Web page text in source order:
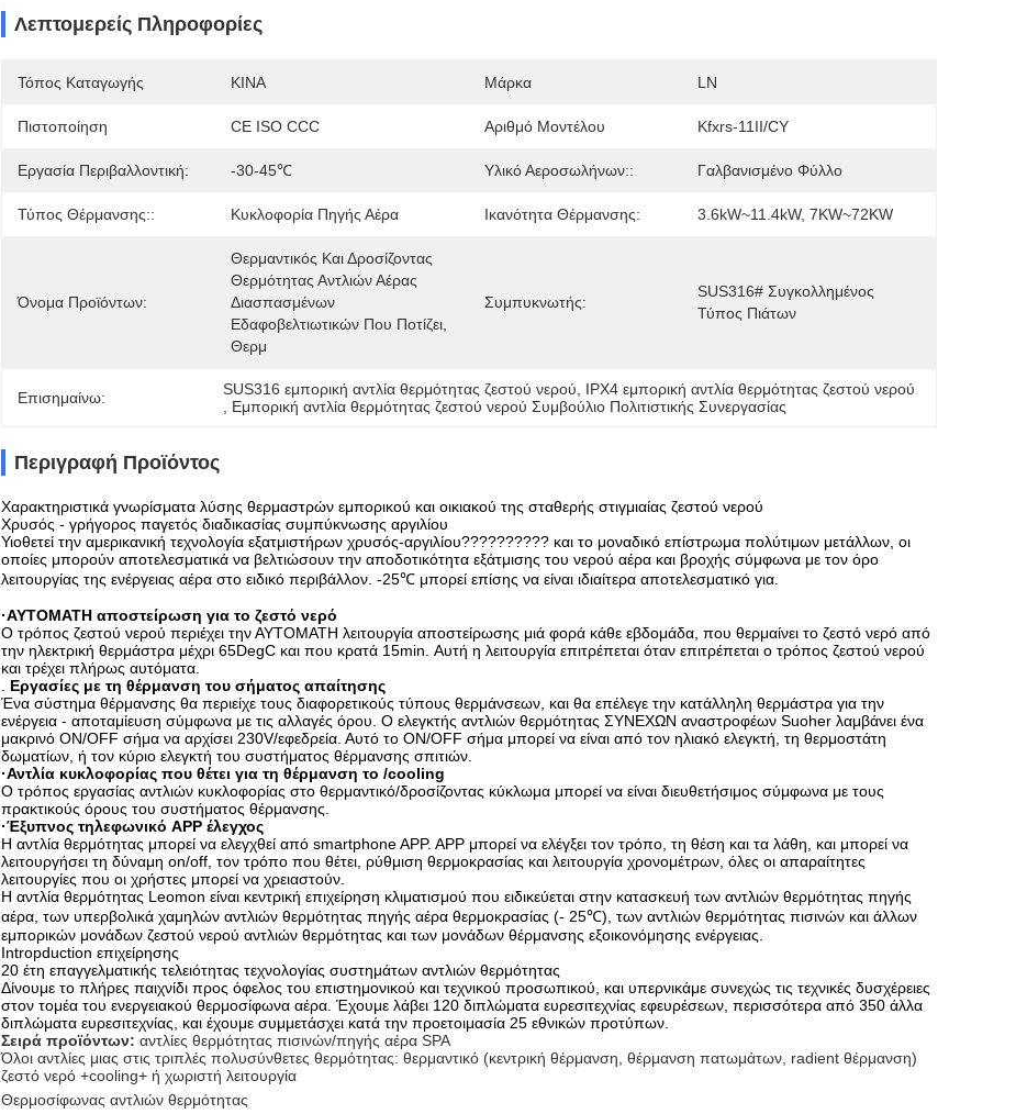
Λεπτομερείς Πληροφορίες
Τόπος Καταγωγής ΚΙΝΑ Μάρκα LN
Πιστοποίηση CE ISO CCC Αριθμό Μοντέλου Kfxrs-11II/CY
Εργασία Περιβαλλοντική: -30-45℃ Υλικό Αεροσωλήνων:: Γαλβανισμένο Φύλλο
Τύπος Θέρμανσης:: Κυκλοφορία Πηγής Αέρα Ικανότητα Θέρμανσης: 3.6kW~11.4kW, 7KW~72KW
Όνομα Προϊόντων:
Θερμαντικός Και Δροσίζοντας
Θερμότητας Αντλιών Αέρας
Διασπασμένων
Εδαφοβελτιωτικών Που Ποτίζει,
Θερμ
Συμπυκνωτής:
SUS316# Συγκολλημένος
Τύπος Πιάτων
Επισημαίνω: SUS316 εμπορική αντλία θερμότητας ζεστού νερού
IPX4 εμπορική αντλία θερμότητας ζεστού νερού
Εμπορική αντλία θερμότητας ζεστού νερού Συμβούλιο Πολιτιστικής Συνεργασίας
Περιγραφή Προϊόντος
Χαρακτηριστικά γνωρίσματα λύσης θερμαστρών εμπορικού και οικιακού της σταθερής στιγμιαίας ζεστού νερού
Χρυσός - γρήγορος παγετός διαδικασίας συμπύκνωσης αργιλίου
Υιοθετεί την αμερικανική τεχνολογία εξατμιστήρων χρυσός-αργιλίου?????????? και το μοναδικό επίστρωμα πολύτιμων μετάλλων, οι
οποίες μπορούν αποτελεσματικά να βελτιώσουν την αποδοτικότητα εξάτμισης του νερού αέρα και βροχής σύμφωνα με τον όρο
λειτουργίας της ενέργειας αέρα στο ειδικό περιβάλλον. -25℃ μπορεί επίσης να είναι ιδιαίτερα αποτελεσματικό για.
·ΑΥΤΟΜΑΤΗ αποστείρωση για το ζεστό νερό
Ο τρόπος ζεστού νερού περιέχει την ΑΥΤΟΜΑΤΗ λειτουργία αποστείρωσης μιά φορά κάθε εβδομάδα, που θερμαίνει το ζεστό νερό από
την ηλεκτρική θερμάστρα μέχρι 65DegC και που κρατά 15min. Αυτή η λειτουργία επιτρέπεται όταν επιτρέπεται ο τρόπος ζεστού νερού
και τρέχει πλήρως αυτόματα.
Εργασίες με τη θέρμανση του σήματος απαίτησης
Ένα σύστημα θέρμανσης θα περιείχε τους διαφορετικούς τύπους θερμάνσεων, και θα επέλεγε την κατάλληλη θερμάστρα για την
ενέργεια - αποταμίευση σύμφωνα με τις αλλαγές όρου. Ο ελεγκτής αντλιών θερμότητας ΣΥΝΕΧΩΝ αναστροφέων Suoher λαμβάνει ένα
μακρινό ON/OFF σήμα να αρχίσει 230V/εφεδρεία. Αυτό το ON/OFF σήμα μπορεί να είναι από τον ηλιακό ελεγκτή, τη θερμοστάτη
δωματίων, ή τον κύριο ελεγκτή του συστήματος θέρμανσης σπιτιών.
·Αντλία κυκλοφορίας που θέτει για τη θέρμανση το /cooling
Ο τρόπος εργασίας αντλιών κυκλοφορίας στο θερμαντικό/δροσίζοντας κύκλωμα μπορεί να είναι διευθετήσιμος σύμφωνα με τους
πρακτικούς όρους του συστήματος θέρμανσης.
·Έξυπνος τηλεφωνικό APP έλεγχος
Η αντλία θερμότητας μπορεί να ελεγχθεί από smartphone APP. APP μπορεί να ελέγξει τον τρόπο, τη θέση και τα λάθη, και μπορεί να
λειτουργήσει τη δύναμη on/off, τον τρόπο που θέτει, ρύθμιση θερμοκρασίας και λειτουργία χρονομέτρων, όλες οι απαραίτητες
λειτουργίες που οι χρήστες μπορεί να χρειαστούν.
Η αντλία θερμότητας Leomon είναι κεντρική επιχείρηση κλιματισμού που ειδικεύεται στην κατασκευή των αντλιών θερμότητας πηγής
αέρα, των υπερβολικά χαμηλών αντλιών θερμότητας πηγής αέρα θερμοκρασίας (- 25℃), των αντλιών θερμότητας πισινών και άλλων
εμπορικών μονάδων ζεστού νερού αντλιών θερμότητας και των μονάδων θέρμανσης εξοικονόμησης ενέργειας.
Intropduction επιχείρησης
20 έτη επαγγελματικής τελειότητας τεχνολογίας συστημάτων αντλιών θερμότητας
Δίνουμε το πλήρες παιχνίδι προς όφελος του επιστημονικού και τεχνικού προσωπικού, και υπερνικάμε συνεχώς τις τεχνικές δυσχέρειες
στον τομέα του ενεργειακού θερμοσίφωνα αέρα. Έχουμε λάβει 120 διπλώματα ευρεσιτεχνίας εφευρέσεων, περισσότερα από 350 άλλα
διπλώματα ευρεσιτεχνίας, και έχουμε συμμετάσχει κατά την προετοιμασία 25 εθνικών προτύπων.
Σειρά προϊόντων: αντλίες θερμότητας πισινών/πηγής αέρα SPA
Όλοι αντλίες μιας στις τριπλές πολυσύνθετες θερμότητας: θερμαντικό (κεντρική θέρμανση, θέρμανση πατωμάτων, radient θέρμανση)
ζεστό νερό +cooling+ ή χωριστή λειτουργία
Θερμοσίφωνας αντλιών θερμότητας